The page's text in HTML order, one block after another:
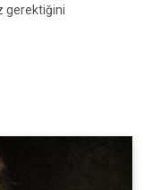
gerektiğini